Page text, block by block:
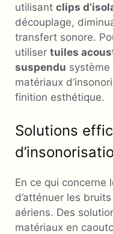
utilisant clips
découplage,
transfert sonore.
utiliser tuiles
suspendu système
matériaux
finition esthétique.
Solutions
En ce qui concerne
d’atténuer les
aériens. Des
matériaux en